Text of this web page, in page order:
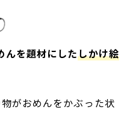
んを題材にしたしかけ絵
がおめんをかぶった状